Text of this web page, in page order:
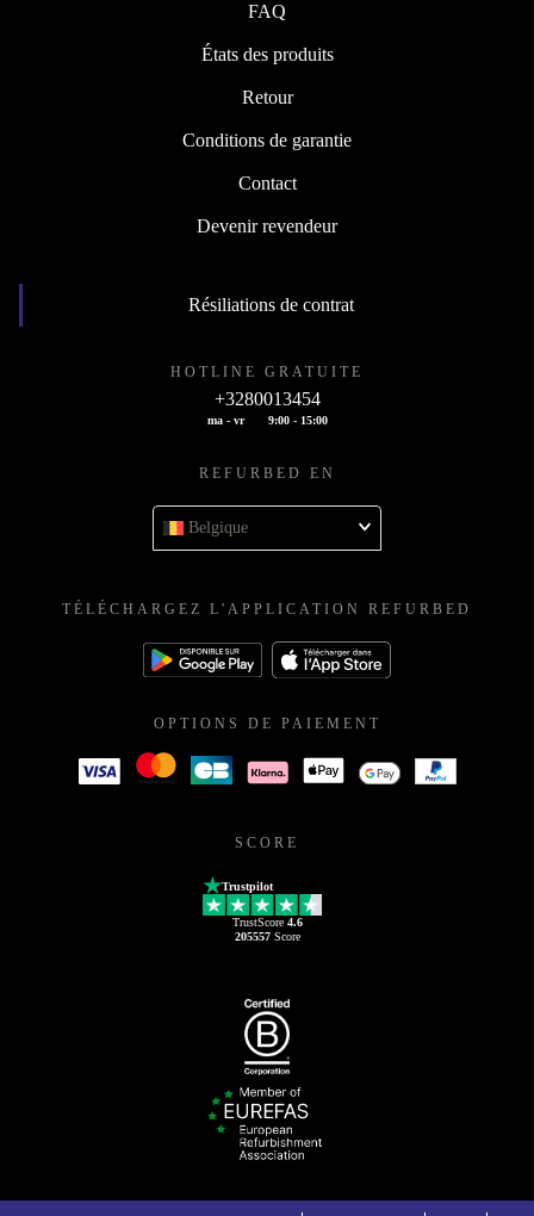
FAQ
États des produits
Retour
Conditions de garantie
Contact
Devenir revendeur
Résiliations de contrat
HOTLINE GRATUITE
+3280013454
ma - vr 9:00 - 15:00
REFURBED EN
Belgique
TÉLÉCHARGEZ L'APPLICATION REFURBED
OPTIONS DE PAIEMENT
SCORE
Trustpilot
TrustScore 4.6
205557Score